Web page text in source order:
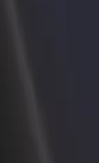
celui qui vous convient